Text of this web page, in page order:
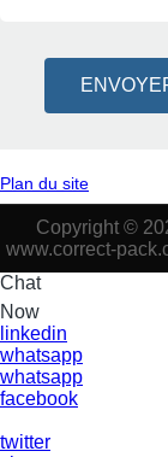
Plan du site
Copyright ©
www.correct-
Chat
Now
linkedin
whatsapp
whatsapp
facebook
twitter